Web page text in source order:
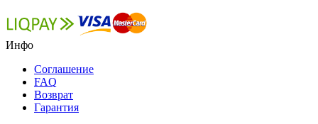
Инфо
Соглашение
FAQ
Возврат
Гарантия